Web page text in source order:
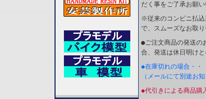
だく事をご了承お願い
※従来のコンビニ払
で、スムーズなお取
●ご注文商品の発送の
合、発送は休日明け
◆在庫切れの場合・・
（メールにて別途お
◆代引きによる商品購